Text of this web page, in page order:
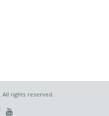
. All rights reserved.